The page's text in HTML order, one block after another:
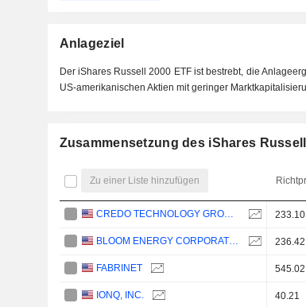
Anlageziel
Der iShares Russell 2000 ETF ist bestrebt, die
US-amerikanischen Aktien mit geringer
Zusammensetzung des iShares Russell
Zu einer Liste hinzufügen
CREDO TECHNOLOGY GROUP HOLDING LTD 233.10
BLOOM ENERGY CORPORATION 236.42
FABRINET 545.02
IONQ, INC. 40.21